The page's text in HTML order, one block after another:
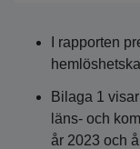
I rapporten
Bilaga 1
läns- och
år 2023 och